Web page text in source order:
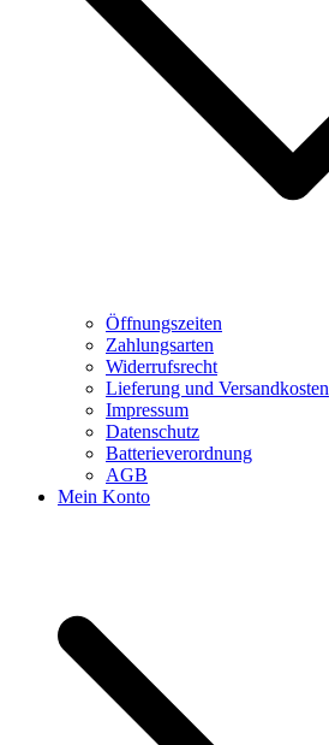
Öffnungszeiten
Zahlungsarten
Widerrufsrecht
Lieferung und Versandkosten
Impressum
Datenschutz
Batterieverordnung
AGB
Mein Konto